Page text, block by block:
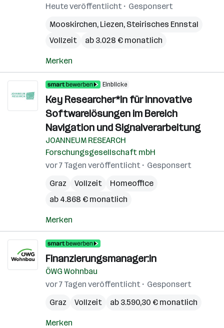
Heute veröffentlicht
Gesponsert
Mooskirchen, Liezen, Steirisches Ennstal
Vollzeit
ab 3.028 € monatlich
Merken
Einblicke
Key Researcher*in für innovative
Softwarelösungen im Bereich
Navigation und Signalverarbeitung
JOANNEUM RESEARCH
Forschungsgesellschaft mbH
vor 7 Tagen veröffentlicht
Gesponsert
Graz
Vollzeit
Homeoffice
ab 4.868 € monatlich
Merken
Finanzierungsmanager:in
ÖWG Wohnbau
vor 7 Tagen veröffentlicht
Gesponsert
Graz
Vollzeit ab 3.590,30 € monatlich
Merken